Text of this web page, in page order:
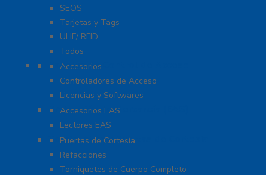
SEOS
Tarjetas y Tags
UHF/ RFID
Todos
Paneles de Control de Acceso
Accesorios
Controladores de Acceso
Licencias y Softwares
Protección de Mercancía (EAS)
Accesorios EAS
Lectores EAS
Torniquetes y Puertas de Cortesía
Puertas de Cortesía
Refacciones
Torniquetes de Cuerpo Completo